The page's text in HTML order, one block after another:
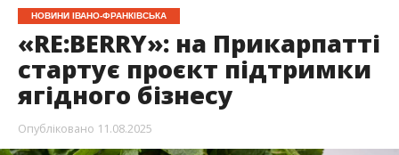
НОВИНИ ІВАНО-ФРАНКІВСЬКА
«RE:BERRY»: на Прикарпатті
стартує проєкт підтримки
ягідного бізнесу
Опубліковано 11.08.2025